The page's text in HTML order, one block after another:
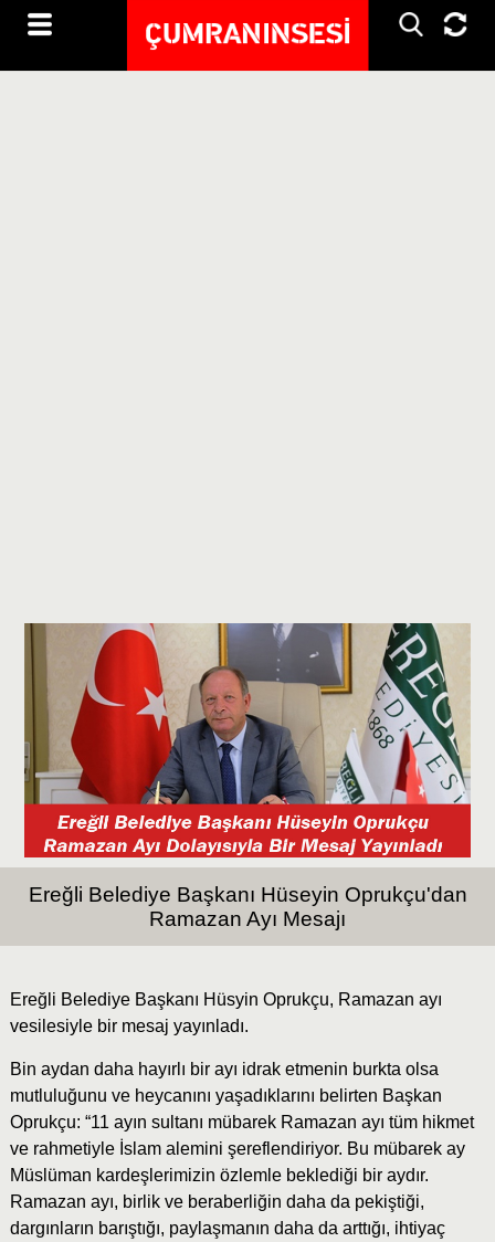
Ereğli Belediye Başkanı Hüseyin Oprukçu'dan
Ramazan Ayı Mesajı
Ereğli Belediye Başkanı Hüsyin Oprukçu, Ramazan ayı
vesilesiyle bir mesaj yayınladı.
Bin aydan daha hayırlı bir ayı idrak etmenin burkta olsa
mutluluğunu ve heycanını yaşadıklarını belirten Başkan
Oprukçu: “11 ayın sultanı mübarek Ramazan ayı tüm hikmet
ve rahmetiyle İslam alemini şereflendiriyor. Bu mübarek ay
Müslüman kardeşlerimizin özlemle beklediği bir aydır.
Ramazan ayı, birlik ve beraberliğin daha da pekiştiği,
dargınların barıştığı, paylaşmanın daha da arttığı, ihtiyaç